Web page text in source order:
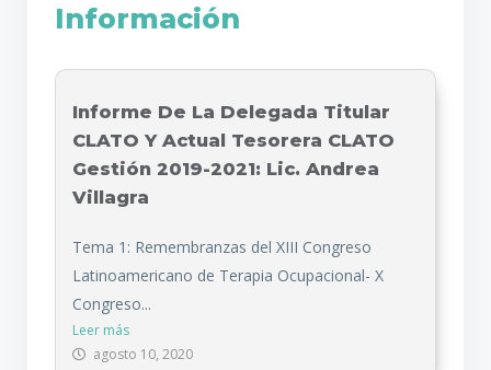
Información
Informe De La Delegada Titular
CLATO Y Actual Tesorera CLATO
Gestión 2019-2021: Lic. Andrea
Villagra​
Tema 1: Remembranzas del XIII Congreso
Latinoamericano de Terapia Ocupacional- X
Congreso...
Leer más
agosto 10, 2020